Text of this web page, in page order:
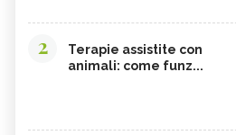
2
Terapie assistite con
animali: come funz...